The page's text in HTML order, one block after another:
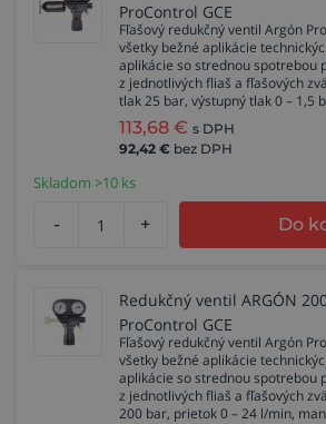
ProControl GCE
Fľašový redukčný ventil Argón
všetky bežné aplikácie
aplikácie so strednou spotrebou
z jednotlivých fliaš a fľašových
tlak 25 bar, výstupný tlak 0 – 1,5
113,68 € s DPH
92,42 € bez DPH
Skladom >10 ks
- + Do
Redukčný ventil ARGÓN
ProControl GCE
Fľašový redukčný ventil Argón
všetky bežné aplikácie
aplikácie so strednou spotrebou
z jednotlivých fliaš a fľašových
200 bar, prietok 0 – 24 l/min,